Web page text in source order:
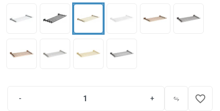
- + favorite_border